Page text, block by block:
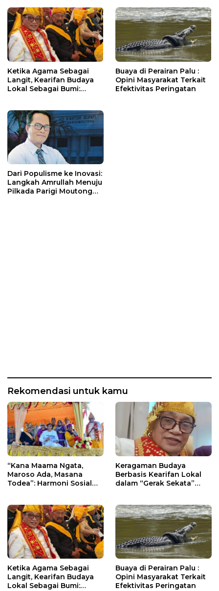
Ketika Agama Sebagai
Langit, Kearifan Budaya
Lokal Sebagai Bumi:
Kearifan dan Keimanan
Buaya di Perairan Palu :
Opini Masyarakat Terkait
Efektivitas Peringatan
Dari Populisme ke Inovasi:
Langkah Amrullah Menuju
Pilkada Parigi Moutong
Rekomendasi untuk kamu
“Kana Maama Ngata,
Maroso Ada, Masana
Todea”: Harmoni Sosial
Keragaman Budaya
Berbasis Kearifan Lokal
dalam “Gerak Sekata”
Ketika Agama Sebagai
Langit, Kearifan Budaya
Lokal Sebagai Bumi:
Buaya di Perairan Palu :
Opini Masyarakat Terkait
Efektivitas Peringatan